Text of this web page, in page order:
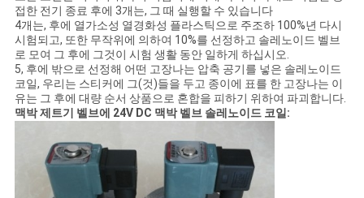
접한 전기 종료 후에 3개는, 그 때 실행할 수 있습니다
4개는, 후에 열가소성 열경화성 플라스틱으로 주조하 100%년 다시
시험되고, 또한 무작위에 의하여 10%를 선정하고 솔레노이드 벨브
로 모여 그 후에 그것이 시험 생활 동안 일하게 하십시오.
5, 후에 밖으로 선정해 어떤 고장나는 압축 공기를 넣은 솔레노이드
코일, 우리는 스티커에 그(것)들을 두고 종이에 표를 한 고장나는 이
유는 그 후에 대량 순서 상품으로 혼합을 피하기 위하여 파괴합니다.
맥박 제트기 벨브에 24V DC 맥박 벨브 솔레노이드 코일: